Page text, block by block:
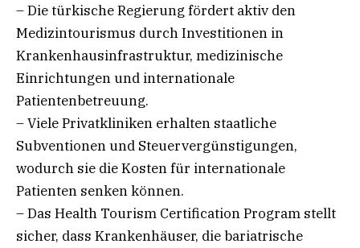
– Die türkische Regierung fördert aktiv den
Medizintourismus durch Investitionen in
Krankenhausinfrastruktur, medizinische
Einrichtungen und internationale
Patientenbetreuung.
– Viele Privatkliniken erhalten staatliche
Subventionen und Steuervergünstigungen,
wodurch sie die Kosten für internationale
Patienten senken können.
– Das Health Tourism Certification Program stellt
sicher, dass Krankenhäuser, die bariatrische